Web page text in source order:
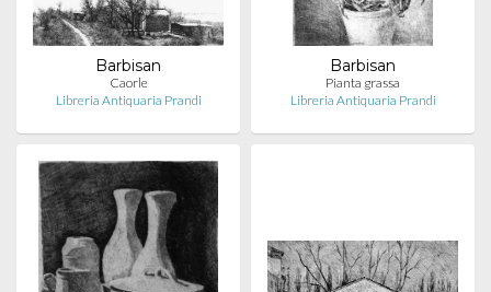
Barbisan
Caorle
Libreria Antiquaria Prandi
Barbisan
Pianta grassa
Libreria Antiquaria Prandi